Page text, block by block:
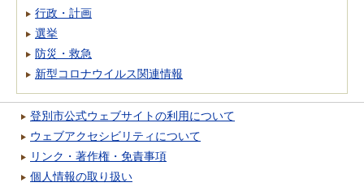
行政・計画
選挙
防災・救急
新型コロナウイルス関連情報
登別市公式ウェブサイトの利用について
ウェブアクセシビリティについて
リンク・著作権・免責事項
個人情報の取り扱い